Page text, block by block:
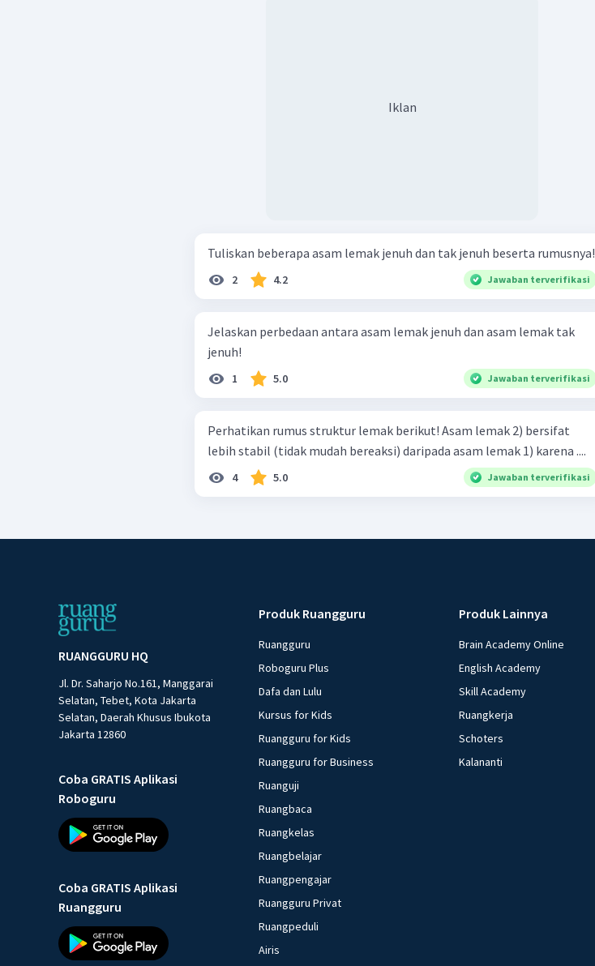
Iklan
Tuliskan beberapa asam lemak jenuh dan tak jenuh beserta rumusnya!
2 4.2 Jawaban terverifikasi
Jelaskan perbedaan antara asam lemak jenuh dan asam lemak tak
jenuh!
1 5.0 Jawaban terverifikasi
Perhatikan rumus struktur lemak berikut! Asam lemak 2) bersifat
lebih stabil (tidak mudah bereaksi) daripada asam lemak 1) karena ....
4 5.0 Jawaban terverifikasi
RUANGGURU HQ
Jl. Dr. Saharjo No.161, Manggarai
Selatan, Tebet, Kota Jakarta
Selatan, Daerah Khusus Ibukota
Jakarta 12860
Coba GRATIS Aplikasi
Roboguru
Coba GRATIS Aplikasi
Ruangguru
Produk Ruangguru
Ruangguru
Roboguru Plus
Dafa dan Lulu
Kursus for Kids
Ruangguru for Kids
Ruangguru for Business
Ruanguji
Ruangbaca
Ruangkelas
Ruangbelajar
Ruangpengajar
Ruangguru Privat
Ruangpeduli
Airis
Produk Lainnya
Brain Academy Online
English Academy
Skill Academy
Ruangkerja
Schoters
Kalananti